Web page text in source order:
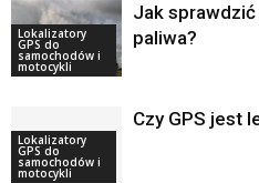
Lokalizatory
GPS do
samochodów i
motocykli
Jak
paliwa?
Lokalizatory
GPS do
samochodów i
motocykli
Czy GPS jest